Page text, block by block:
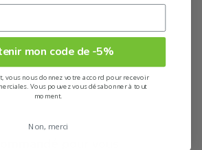
mon code de -5%
vous nous donnez votre accord pour recevoir
Vous pouvez vous désabonner à tout
moment.
Non, merci